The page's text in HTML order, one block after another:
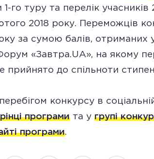
1-го туру та перелік
2018 року. Переможців
за сумою балів, отриманих
«Завтра.UA», на якому
прийнято до спільноти
конкурсу в
програми та у групі
програми.